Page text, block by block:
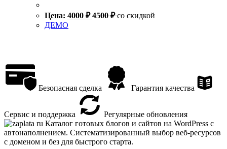
Цена: 4000 ₽ 4500₽ со скидкой
ДЕМО
Безопасная сделка Гарантия качества
Сервис и поддержка
Регулярные обновления
Каталог готовых блогов и сайтов на WordPress с
автонаполнением. Систематизированный выбор веб-ресурсов
с доменом и без для быстрого старта.